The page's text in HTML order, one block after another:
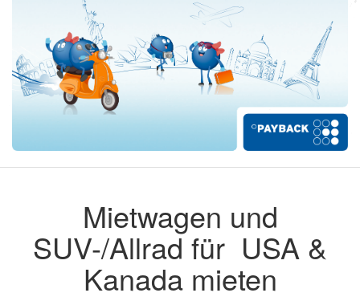
Mietwagen und
SUV-/Allrad für USA &
Kanada mieten